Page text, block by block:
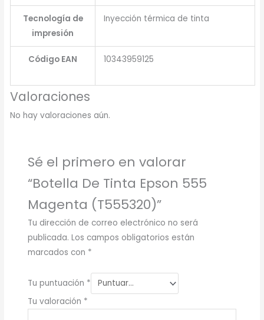
Tecnología de
impresión
Inyección térmica de tinta
Código EAN 10343959125
Valoraciones
No hay valoraciones aún.
Sé el primero en valorar
“Botella De Tinta Epson 555
Magenta (T555320)”
Tu dirección de correo electrónico no será
publicada. Los campos obligatorios están
marcados con *
Tu puntuación *
Tu valoración *